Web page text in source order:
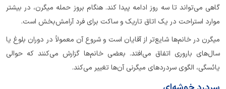
گاهی می‌تواند تا سه روز ادامه پیدا کند. هنگام بروز حمله میگرن، در بیشتر
موارد استراحت در یک اتاق تاریک و ساکت برای فرد آرامش‌بخش است.
میگرن در خانم‌ها شایع‌تر از آقایان است و شروع آن معمولاً در دوران بلوغ یا
سال‌های باروری اتفاق می‌افتد. بعضی خانم‌ها گزارش می‌کنند که حوالی
یائسگی، الگوی سردردهای میگرنی آن‌ها تغییر می‌کند.